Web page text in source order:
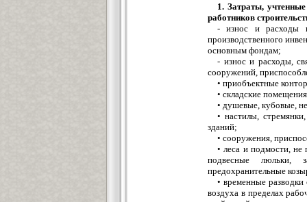
1. Затраты,
работников
- износ и расходы
производственного
основным фондам;
- износ и расходы,
сооружений,
• приобъектные
• складские
• душевые, кубовые,
• настилы,
зданий;
• сооружения,
• леса и подмости,
подвесные люльки,
предохранительные
• временные разводки
воздуха в пределах